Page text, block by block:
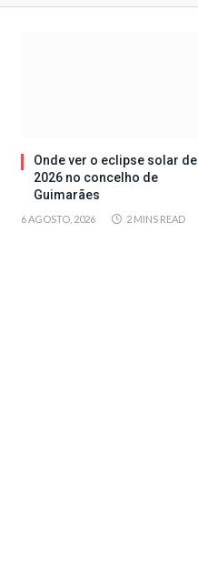
Onde ver o eclipse solar de
2026 no concelho de
Guimarães
6 AGOSTO, 2026 2 MINS READ